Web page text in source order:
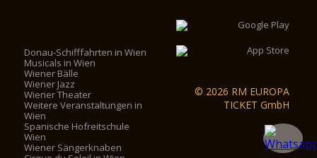
Donau-Schifffahrten in Wien
Musicals in Wien
Wiener Bälle
Wiener Jazz
Wiener Theater
Weitere Veranstaltungen in
Wien
Spanische Hofreitschule
Wien
Wiener Sängerknaben
© 2026 RM EUROPA
TICKET GmbH